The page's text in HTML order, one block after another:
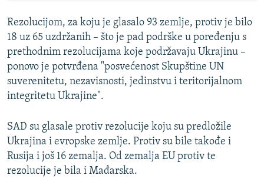
Rezolucijom, za koju je glasalo 93 zemlje, protiv je bilo
18 uz 65 uzdržanih – što je pad podrške u poređenju s
prethodnim rezolucijama koje podržavaju Ukrajinu –
ponovo je potvrđena "posvećenost Skupštine UN
suverenitetu, nezavisnosti, jedinstvu i teritorijalnom
integritetu Ukrajine".
SAD su glasale protiv rezolucije koju su predložile
Ukrajina i evropske zemlje. Protiv su bile takođe i
Rusija i još 16 zemalja. Od zemalja EU protiv te
rezolucije je bila i Mađarska.